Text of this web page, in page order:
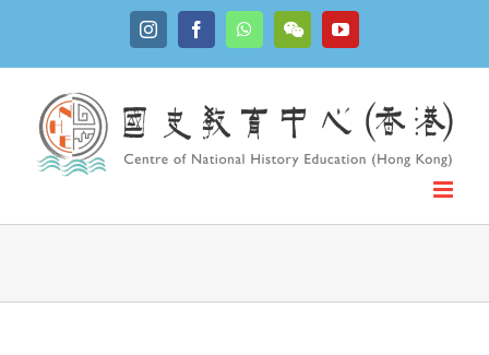
InstagramFacebookWhatsApp
WeChat
YouTube